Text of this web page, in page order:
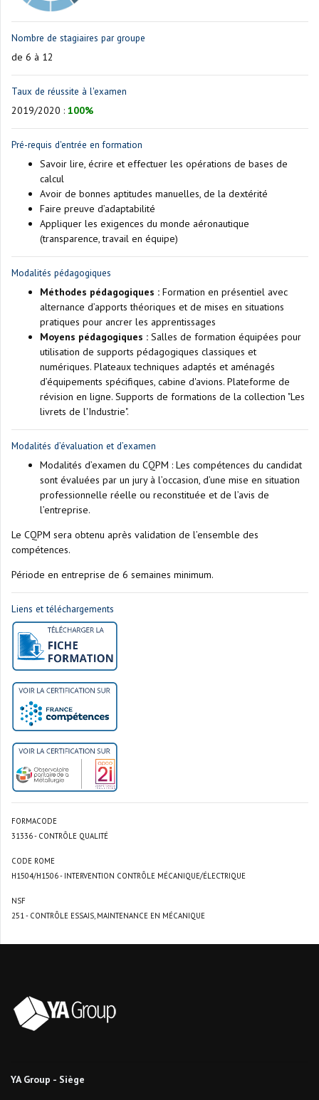
Nombre de stagiaires par groupe
de 6 à 12
Taux de réussite à l'examen
2019/2020 : 100%
Pré-requis d'entrée en formation
Savoir lire, écrire et effectuer les opérations de bases de
calcul
Avoir de bonnes aptitudes manuelles, de la dextérité
Faire preuve d’adaptabilité
Appliquer les exigences du monde aéronautique
(transparence, travail en équipe)
Modalités pédagogiques
Méthodes pédagogiques : Formation en présentiel avec
alternance d’apports théoriques et de mises en situations
pratiques pour ancrer les apprentissages
Moyens pédagogiques : Salles de formation équipées pour
utilisation de supports pédagogiques classiques et
numériques. Plateaux techniques adaptés et aménagés
d’équipements spécifiques, cabine d'avions. Plateforme de
révision en ligne. Supports de formations de la collection "Les
livrets de l'Industrie".
Modalités d’évaluation et d’examen
Modalités d’examen du CQPM : Les compétences du candidat
sont évaluées par un jury à l’occasion, d’une mise en situation
professionnelle réelle ou reconstituée et de l’avis de
l’entreprise.
Le CQPM sera obtenu après validation de l’ensemble des
compétences.
Période en entreprise de 6 semaines minimum.
Liens et téléchargements
FORMACODE
31336 - CONTRÔLE QUALITÉ
CODE ROME
H1504/H1506 - INTERVENTION CONTRÔLE MÉCANIQUE/ÉLECTRIQUE
NSF
251 - CONTRÔLE ESSAIS, MAINTENANCE EN MÉCANIQUE
YA Group - Siège